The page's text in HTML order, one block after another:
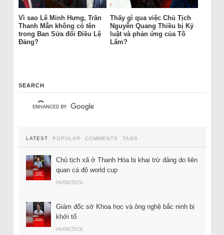
Vì sao Lê Minh Hưng, Trần
Thanh Mẫn không có tên
trong Ban Sửa đổi Điều Lệ
Đảng?
Thấy gì qua việc Chủ Tịch
Nguyễn Quang Thiều bị Kỷ
luật và phản ứng của Tô
Lâm?
SEARCH
LATEST POPULAR COMMENTS TAGS
Chủ tịch xã ở Thanh Hóa bị khai trừ đảng do liên
quan cá độ world cup
06/08/2026
Giám đốc sở Khoa học và ông nghệ bắc ninh bị
khởi tố
06/08/2026